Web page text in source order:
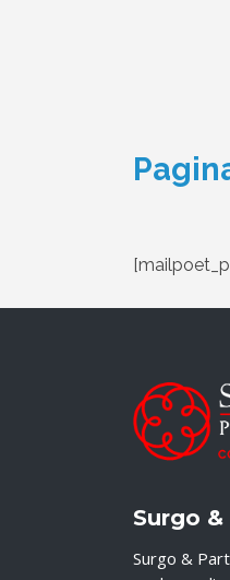
Surgo
Surgo &